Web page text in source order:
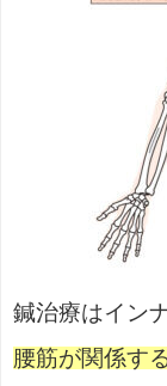
鍼治療はイン
腰筋が関係す